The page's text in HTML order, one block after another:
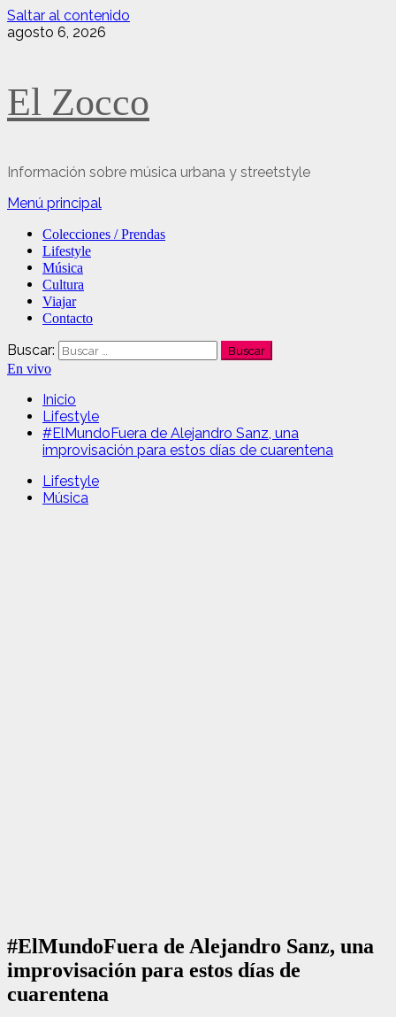
Saltar al contenido
agosto 6, 2026
El Zocco
Información sobre música urbana y streetstyle
Menú principal
Colecciones / Prendas
Lifestyle
Música
Cultura
Viajar
Contacto
Buscar:
En vivo
Inicio
Lifestyle
#ElMundoFuera de Alejandro Sanz, una
improvisación para estos días de cuarentena
Lifestyle
Música
#ElMundoFuera de Alejandro Sanz, una
improvisación para estos días de
cuarentena